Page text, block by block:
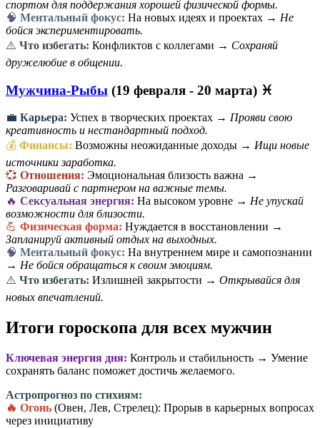
спортом для поддержания хорошей физической формы.
🧠 Ментальный фокус: На новых идеях и проектах → Не
бойся экспериментировать.
⚠️ Что избегать: Конфликтов с коллегами → Сохраняй
дружелюбие в общении.
Мужчина-Рыбы (19 февраля - 20 марта) ♓
💼 Карьера: Успех в творческих проектах → Прояви свою
креативность и нестандартный подход.
💰 Финансы: Возможны неожиданные доходы → Ищи новые
источники заработка.
💞 Отношения: Эмоциональная близость важна →
Разговаривай с партнером на важные темы.
🔥 Сексуальная энергия: На высоком уровне → Не упускай
возможности для близости.
💪 Физическая форма: Нуждается в восстановлении →
Запланируй активный отдых на выходных.
🧠 Ментальный фокус: На внутреннем мире и самопознании
→ Не бойся обращаться к своим эмоциям.
⚠️ Что избегать: Излишней закрытости → Открывайся для
новых впечатлений.
Итоги гороскопа для всех мужчин
Ключевая энергия дня: Контроль и стабильность → Умение
сохранять баланс поможет достичь желаемого.
Астропрогноз по стихиям:
🔥 Огонь (Овен, Лев, Стрелец): Прорыв в карьерных вопросах
через инициативу